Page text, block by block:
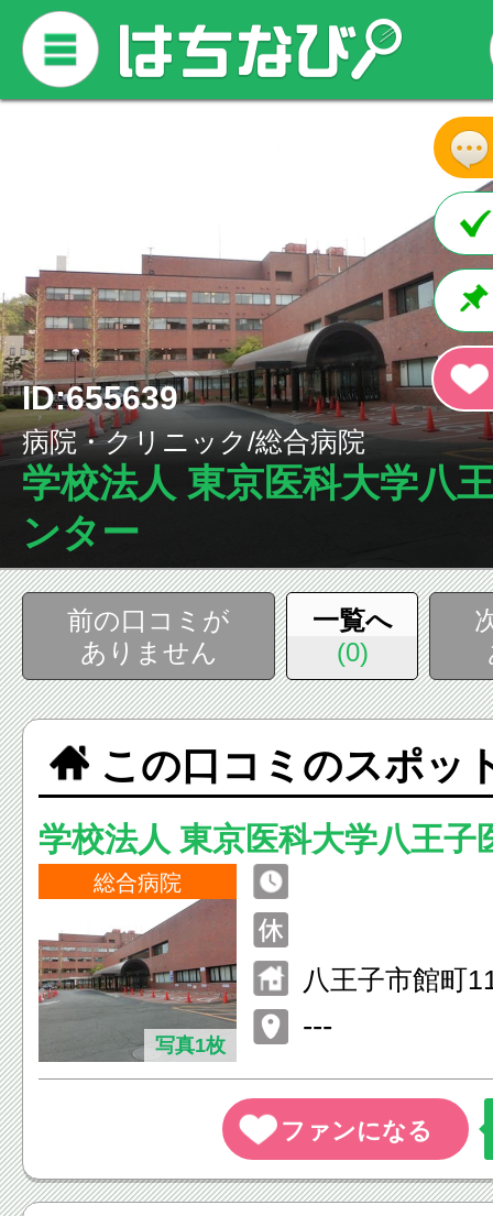
ID:655639
病院・クリニック/総合病院
学校法人 東京医科大学八
ンター
前の口コミが
ありません
一覧へ
(0)
この口コミのスポッ
学校法人 東京医科大学八王子
総合病院
写真1枚
八王子市館町
---